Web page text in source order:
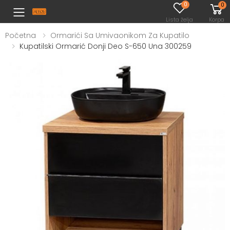
Toggle mobile menu
0
Lista želja
0
Korpa
Početna
Ormarići Sa Umivaonikom Za Kupatilo
Kupatilski Ormarić Donji Deo S-650 Una 300259